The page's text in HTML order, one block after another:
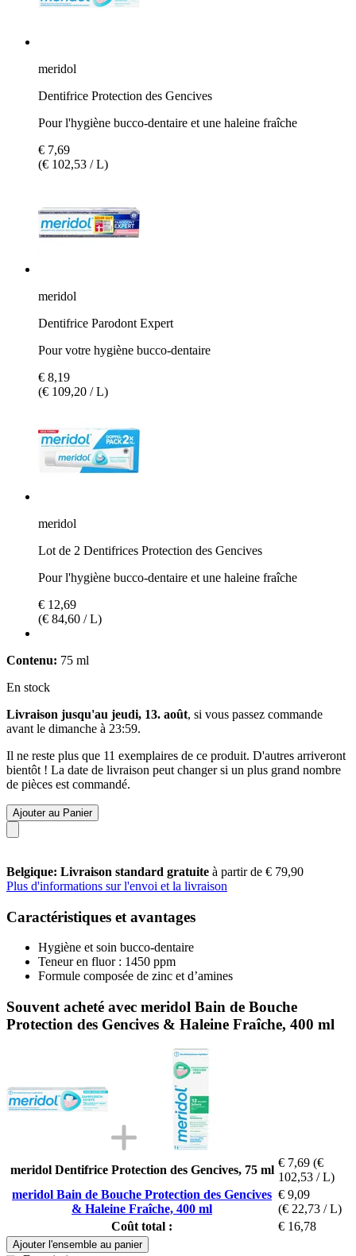
meridol
Dentifrice Protection des Gencives
Pour l'hygiène bucco-dentaire et une haleine fraîche
€ 7,69
(€ 102,53 / L)
meridol
Dentifrice Parodont Expert
Pour votre hygiène bucco-dentaire
€ 8,19
(€ 109,20 / L)
meridol
Lot de 2 Dentifrices Protection des Gencives
Pour l'hygiène bucco-dentaire et une haleine fraîche
€ 12,69
(€ 84,60 / L)
Contenu: 75 ml
En stock
Livraison jusqu'au jeudi, 13. août, si vous passez commande
avant le dimanche à 23:59.
Il ne reste plus que 11 exemplaires de ce produit. D'autres arriveront
bientôt ! La date de livraison peut changer si un plus grand nombre
de pièces est commandé.
Ajouter au Panier
Belgique: Livraison standard gratuite à partir de € 79,90
Plus d'informations sur l'envoi et la livraison
Caractéristiques et avantages
Hygiène et soin bucco-dentaire
Teneur en fluor : 1450 ppm
Formule composée de zinc et d’amines
Souvent acheté avec meridol Bain de Bouche
Protection des Gencives & Haleine Fraîche, 400 ml
meridol Dentifrice Protection des Gencives, 75 ml
€ 7,69 (€
102,53 / L)
meridol Bain de Bouche Protection des Gencives
& Haleine Fraîche, 400 ml
€ 9,09
(€ 22,73 / L)
Coût total :
€ 16,78
Ajouter l'ensemble au panier